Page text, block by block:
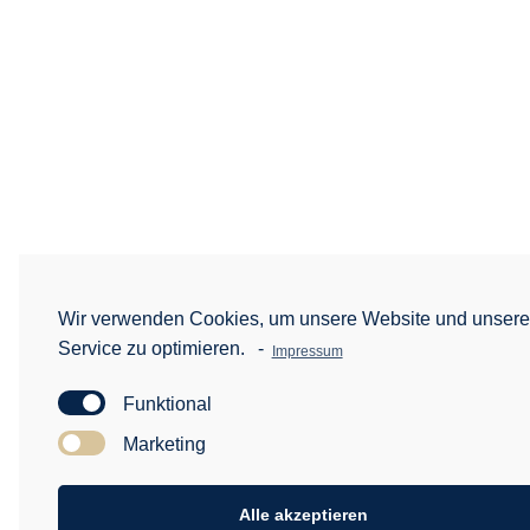
Wir verwenden Cookies, um unsere Website und
Service zu optimieren.
- Impressum
Funktional
Marketing
Alle akzeptieren